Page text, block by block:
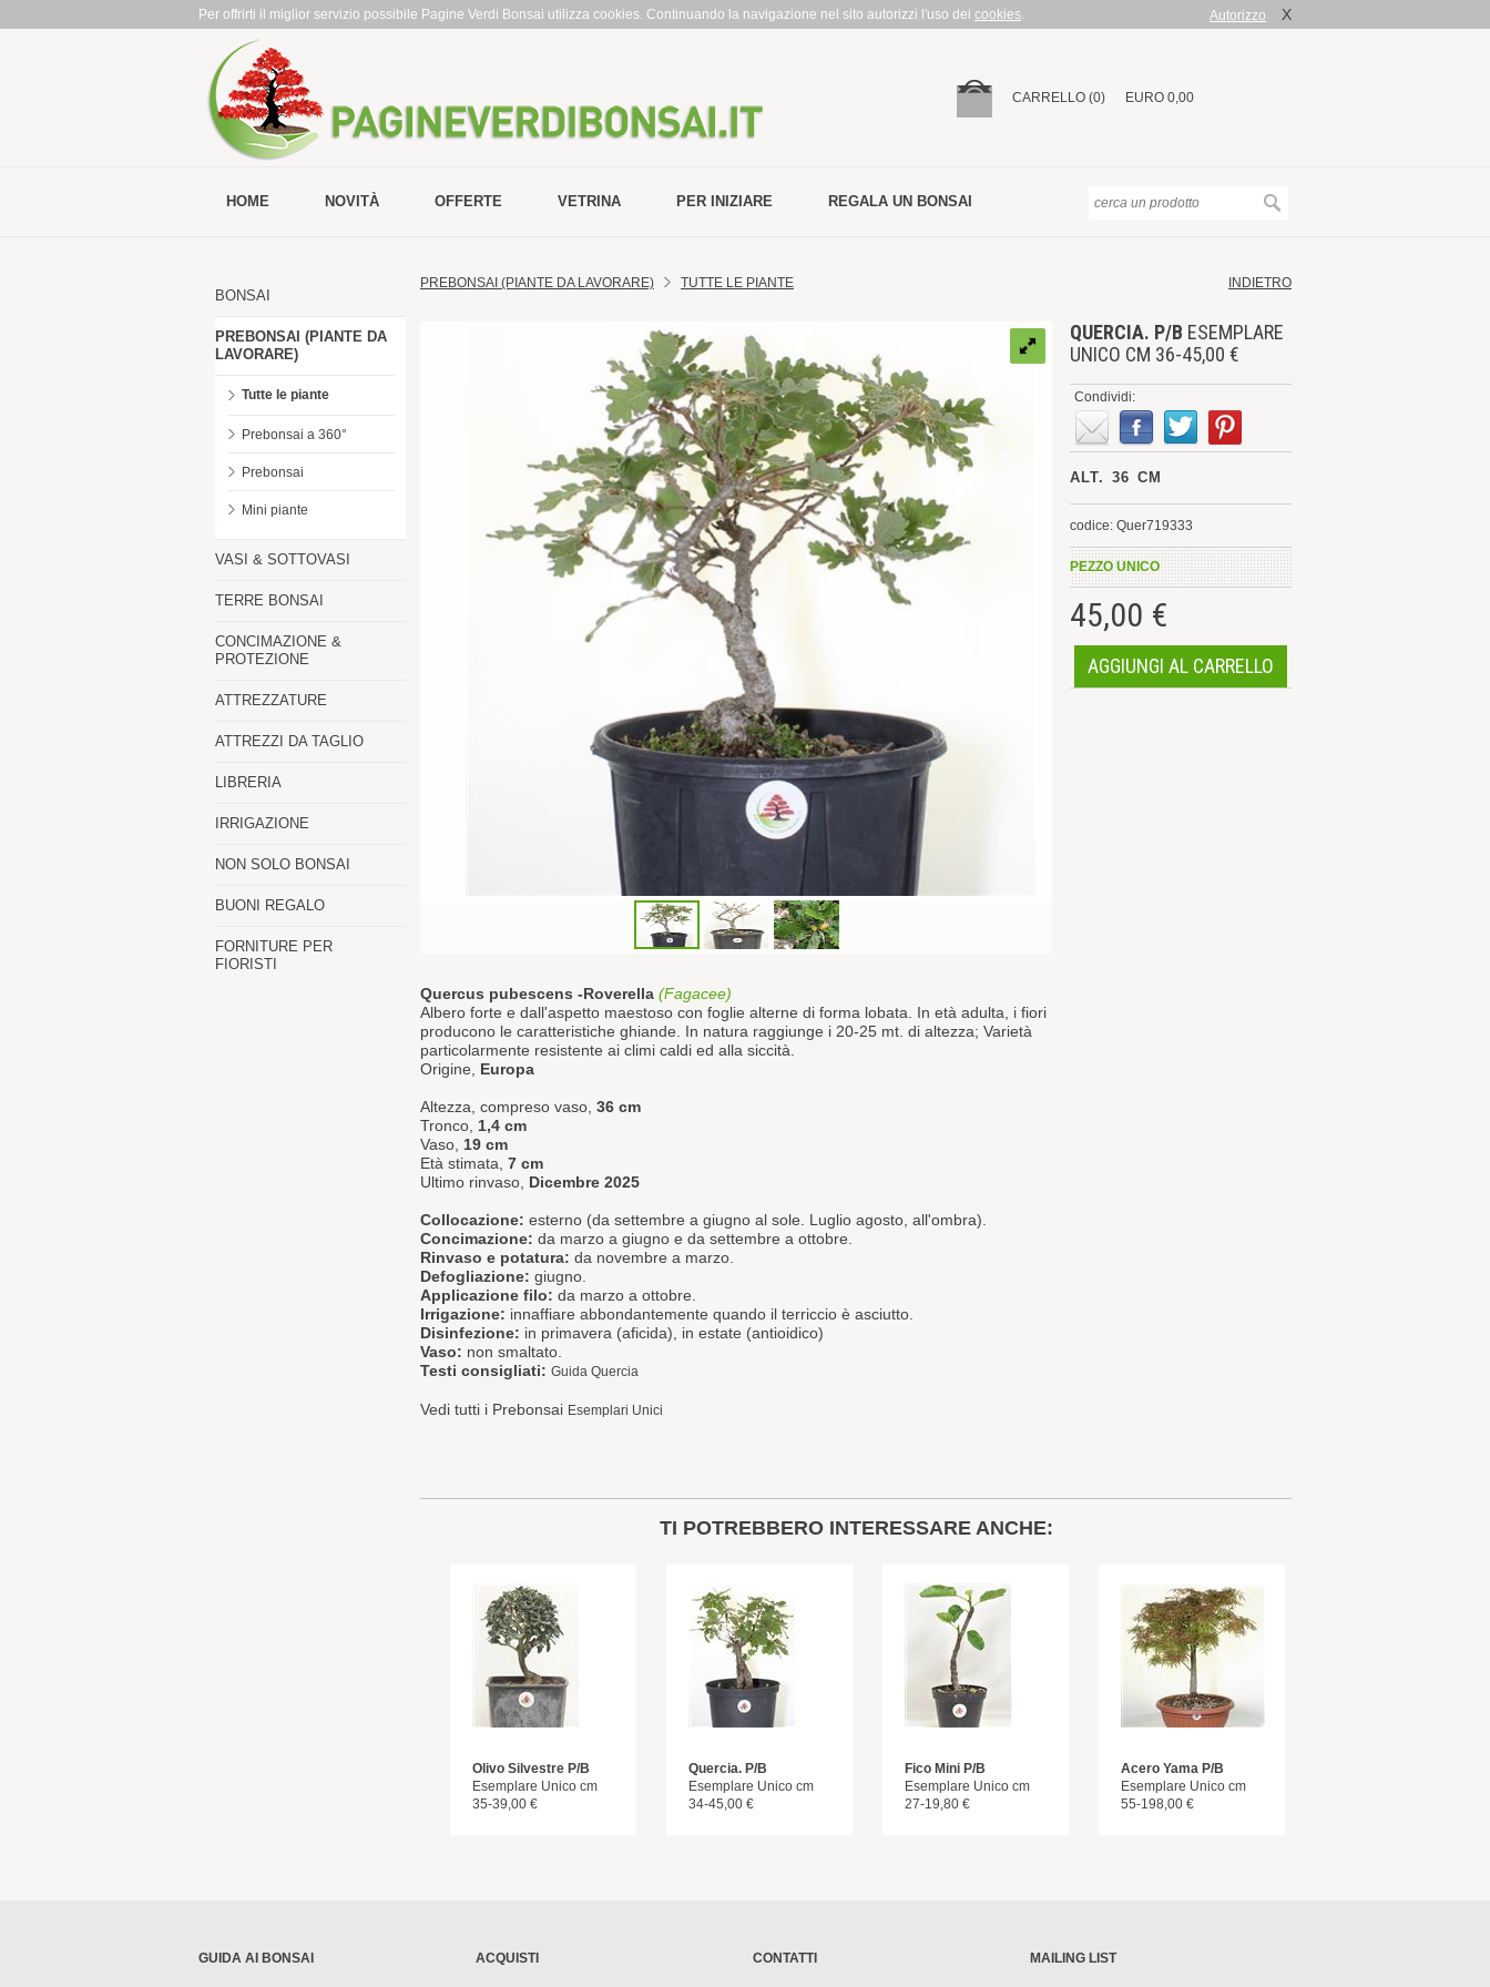
Per offrirti il miglior servizio possibile Pagine Verdi Bonsai utilizza cookies. Continuando la navigazione nel sito autorizzi l'uso dei cookies. Autorizzo X
CARRELLO (0) EURO 0,00
HOME NOVITÀ OFFERTE VETRINA PER INIZIARE REGALA UN BONSAI
BONSAI
PREBONSAI (PIANTE DA
LAVORARE)
Tutte le piante
Prebonsai a 360°
Prebonsai
Mini piante
VASI & SOTTOVASI
TERRE BONSAI
CONCIMAZIONE &
PROTEZIONE
ATTREZZATURE
ATTREZZI DA TAGLIO
LIBRERIA
IRRIGAZIONE
NON SOLO BONSAI
BUONI REGALO
FORNITURE PER
FIORISTI
PREBONSAI (PIANTE DA LAVORARE) TUTTE LE PIANTE INDIETRO
Quercus pubescens -Roverella (Fagacee)
Albero forte e dall'aspetto maestoso con foglie alterne di forma lobata. In età adulta, i fiori
producono le caratteristiche ghiande. In natura raggiunge i 20-25 mt. di altezza; Varietà
particolarmente resistente ai climi caldi ed alla siccità.
Origine, Europa
Altezza, compreso vaso, 36 cm
Tronco, 1,4 cm
Vaso, 19 cm
Età stimata, 7 cm
Ultimo rinvaso, Dicembre 2025
Collocazione: esterno (da settembre a giugno al sole. Luglio agosto, all'ombra).
Concimazione: da marzo a giugno e da settembre a ottobre.
Rinvaso e potatura: da novembre a marzo.
Defogliazione: giugno.
Applicazione filo: da marzo a ottobre.
Irrigazione: innaffiare abbondantemente quando il terriccio è asciutto.
Disinfezione: in primavera (aficida), in estate (antioidico)
Vaso: non smaltato.
Testi consigliati: Guida Quercia
Vedi tutti i Prebonsai Esemplari Unici
QUERCIA. P/B ESEMPLARE
UNICO CM 36-45,00 €
Condividi:
ALT. 36 CM
codice: Quer719333
PEZZO UNICO
45,00 €
AGGIUNGI AL CARRELLO
TI POTREBBERO INTERESSARE ANCHE:
Olivo Silvestre P/B
Esemplare Unico cm
35-39,00 €
Quercia. P/B
Esemplare Unico cm
34-45,00 €
Fico Mini P/B
Esemplare Unico cm
27-19,80 €
Acero Yama P/B
Esemplare Unico cm
55-198,00 €
GUIDA AI BONSAI ACQUISTI CONTATTI MAILING LIST